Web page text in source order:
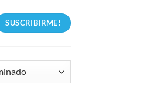
SUSCRIBIRME!